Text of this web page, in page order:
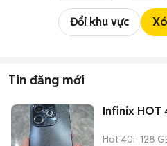
Đổi khu vực
Tin đăng mới
Infinix HOT
Hot 40i 128